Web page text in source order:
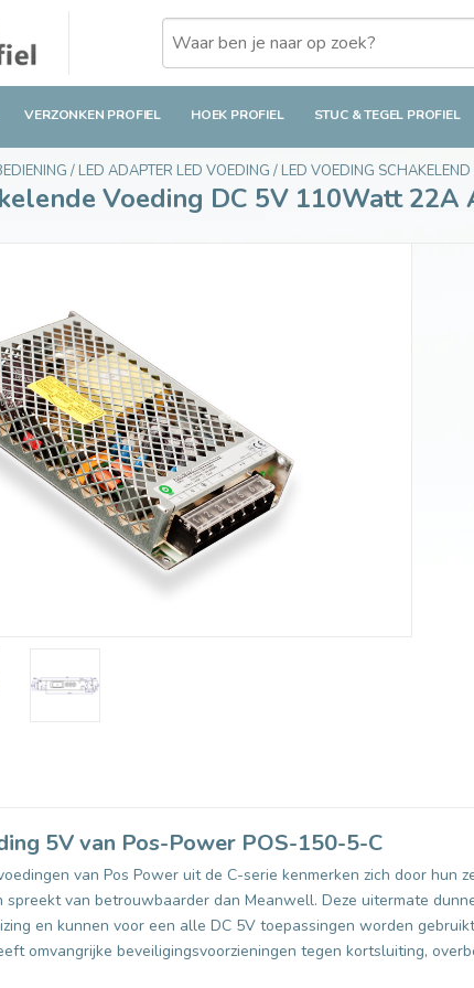
VERZONKEN PROFIEL HOEK PROFIEL STUC & TEGEL PROFIEL
Schakelende Voeding DC 5V 110Watt 22A Ampère
/ LED ADAPTER LED VOEDING / LED VOEDING
Voeding DC 5V 110Watt 22A
5V van Pos-Power POS-150-5-C
van Pos Power uit de C-serie kenmerken zich door hun
spreekt van betrouwbaarder dan Meanwell. Deze uitermate
en kunnen voor een alle DC 5V toepassingen worden
omvangrijke beveiligingsvoorzieningen tegen kortsluiting,